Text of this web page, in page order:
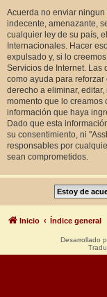
Acuerda no enviar
indecente, amenazante,
cualquier ley de su país,
Internacionales. Hacer
expulsado y, si lo
Servicios de Internet. Las
como ayuda para
derecho a eliminar,
momento que lo
información que haya
Dado que esta
su consentimiento, ni
responsables por
sean comprometidos.
Inicio Índice general
Desarrollado